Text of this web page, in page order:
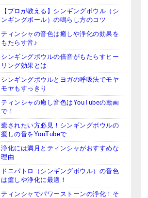
【プロが教える】シンギングボウル（シ
ンギングボール）の鳴らし方のコツ
ティンシャの音色は癒しや浄化の効果を
もたらす音♪
シンギングボウルの倍音がもたらすヒー
リング効果とは
シンギングボウルとヨガの呼吸法でモヤ
モヤもすっきり
ティンシャの癒し音色はYouTubeの動画
で！
癒されたい方必見！シンギングボウルの
癒しの音をYouTubeで
浄化には満月とティンシャがおすすめな
理由
ドニパトロ（シンギングボウル）の音色
は癒しや浄化に最適！
ティンシャでパワーストーンの浄化！そ